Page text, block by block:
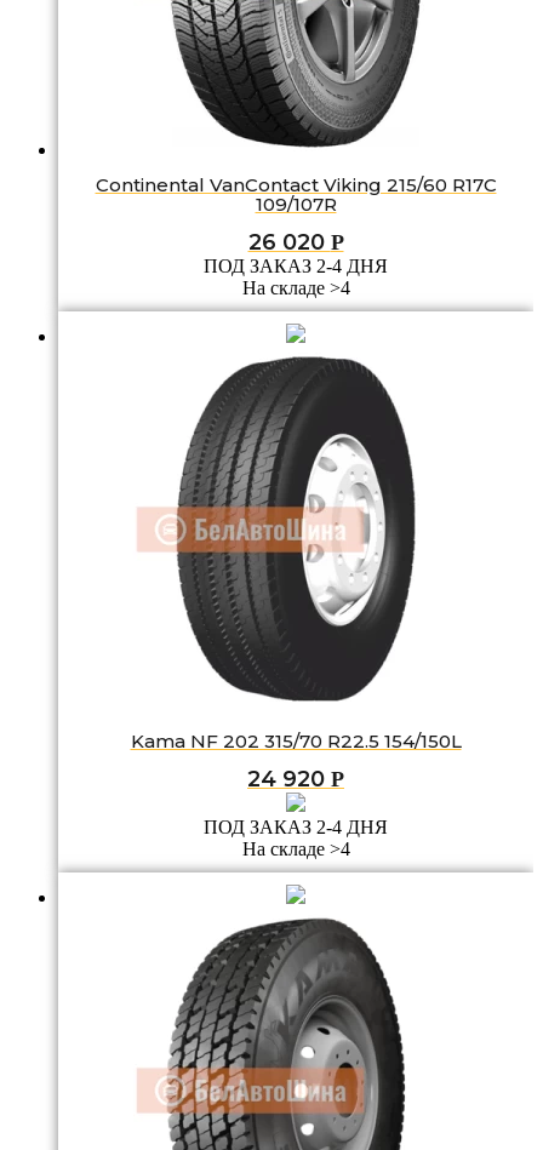
Continental VanContact Viking 215/60 R17C
109/107R
26 020 Р
ПОД ЗАКАЗ 2-4 ДНЯ
На складе >4
Kama NF 202 315/70 R22.5 154/150L
24 920 Р
ПОД ЗАКАЗ 2-4 ДНЯ
На складе >4